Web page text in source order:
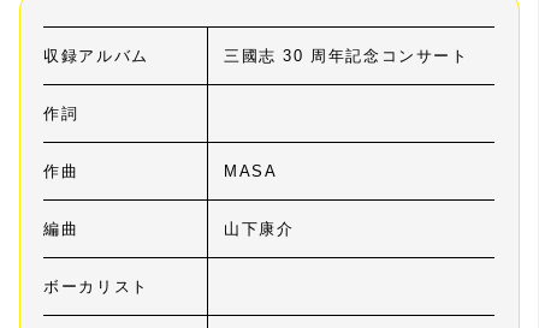
収録アルバム 三國志 30 周年記念コンサート
作詞
作曲 MASA
編曲 山下康介
ボーカリスト